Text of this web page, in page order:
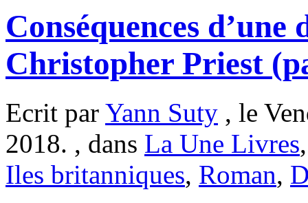
Conséquences
Christopher Priest
Ecrit par Yann Suty , le
2018. , dans La Une Livres
Iles britanniques, Roman,